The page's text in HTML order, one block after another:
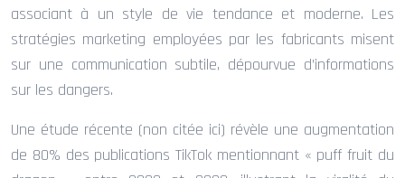
associant à un style de vie tendance et moderne. Les
stratégies marketing employées par les fabricants misent
sur une communication subtile, dépourvue d’informations
sur les dangers.
Une étude récente (non citée ici) révèle une augmentation
de 80% des publications TikTok mentionnant « puff fruit du